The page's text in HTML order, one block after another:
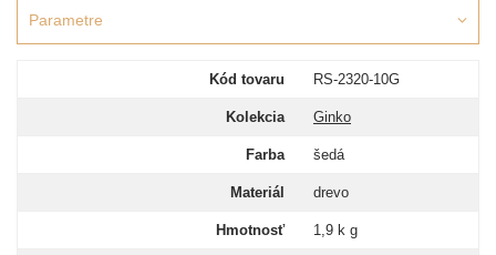
Parametre
Kód tovaru RS-2320-10G
Kolekcia Ginko
Farba šedá
Materiál drevo
Hmotnosť 1,9 k g